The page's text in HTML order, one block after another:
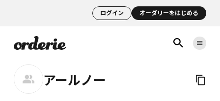
ログイン オーダリーをはじめる
アールノー